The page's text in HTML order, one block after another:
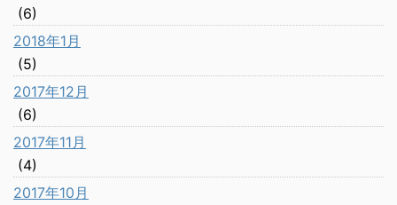
(6)
2018年1月
(5)
2017年12月
(6)
2017年11月
(4)
2017年10月